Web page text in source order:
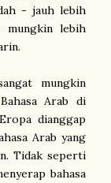
- jauh lebih
mungkin lebih
mungkin
Arab di
dianggap
Arab yang
Tidak seperti
bahasa